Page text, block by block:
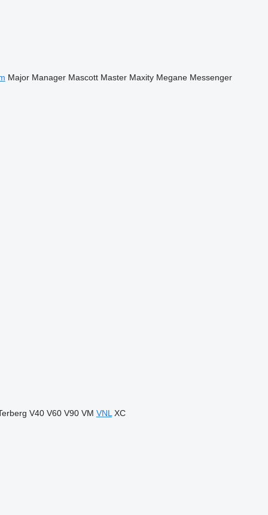
Major Manager Mascott Master Maxity Megane Messenger
V40 V60 V90 VM VNL XC